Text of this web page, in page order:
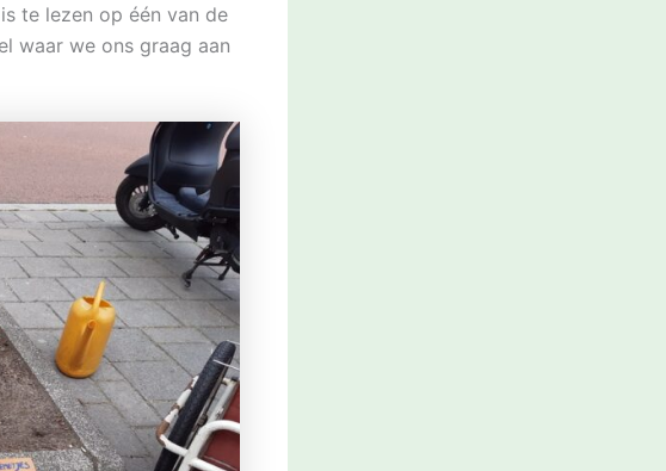
te lezen op één van de
waar we ons graag aan